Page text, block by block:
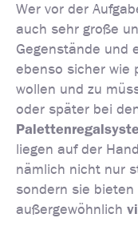
Wer vor der
auch sehr große
Gegenstände und
ebenso sicher wie
wollen und zu
oder später bei
liegen auf der
nämlich nicht nur
sondern sie
außergewöhnlich